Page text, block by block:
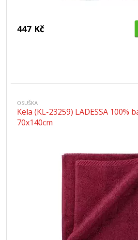
447 Kč
OSUŠKA
Kela (KL-23259) LADESSA 100%
70x140cm